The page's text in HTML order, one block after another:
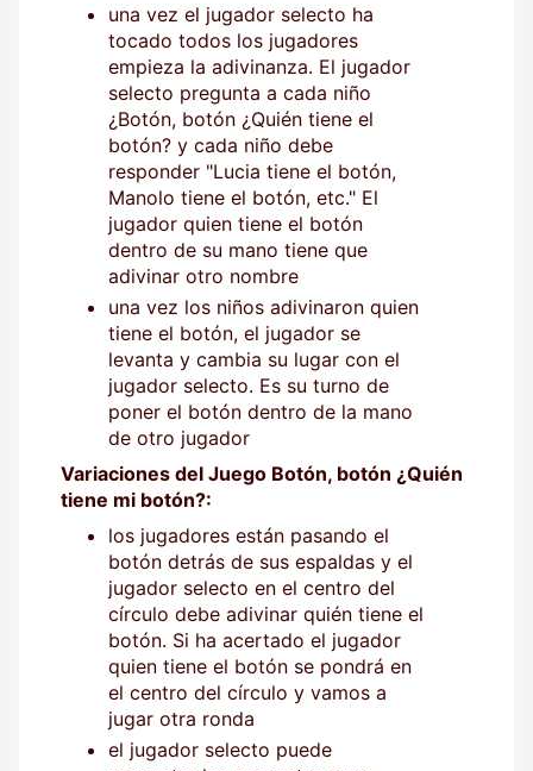
una vez el jugador selecto ha
tocado todos los jugadores
empieza la adivinanza. El jugador
selecto pregunta a cada niño
¿Botón, botón ¿Quién tiene el
botón? y cada niño debe
responder "Lucia tiene el botón,
Manolo tiene el botón, etc." El
jugador quien tiene el botón
dentro de su mano tiene que
adivinar otro nombre
una vez los niños adivinaron quien
tiene el botón, el jugador se
levanta y cambia su lugar con el
jugador selecto. Es su turno de
poner el botón dentro de la mano
de otro jugador
Variaciones del Juego Botón, botón ¿Quién
tiene mi botón?:
los jugadores están pasando el
botón detrás de sus espaldas y el
jugador selecto en el centro del
círculo debe adivinar quién tiene el
botón. Si ha acertado el jugador
quien tiene el botón se pondrá en
el centro del círculo y vamos a
jugar otra ronda
el jugador selecto puede